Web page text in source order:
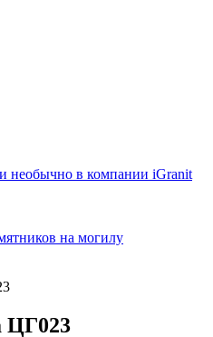
необычно в компании iGranit
на могилу
ЦГ023